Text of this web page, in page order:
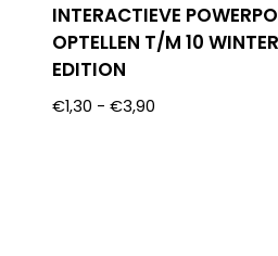
INTERACTIEVE
OPTELLEN T/M 10 WINTER
EDITION
€1,30 - €3,90